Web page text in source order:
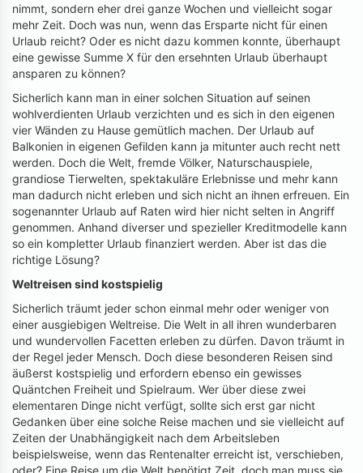
nimmt, sondern eher drei ganze Wochen und vielleicht sogar
mehr Zeit. Doch was nun, wenn das Ersparte nicht für einen
Urlaub reicht? Oder es nicht dazu kommen konnte, überhaupt
eine gewisse Summe X für den ersehnten Urlaub überhaupt
ansparen zu können?
Sicherlich kann man in einer solchen Situation auf seinen
wohlverdienten Urlaub verzichten und es sich in den eigenen
vier Wänden zu Hause gemütlich machen. Der Urlaub auf
Balkonien in eigenen Gefilden kann ja mitunter auch recht nett
werden. Doch die Welt, fremde Völker, Naturschauspiele,
grandiose Tierwelten, spektakuläre Erlebnisse und mehr kann
man dadurch nicht erleben und sich nicht an ihnen erfreuen. Ein
sogenannter Urlaub auf Raten wird hier nicht selten in Angriff
genommen. Anhand diverser und spezieller Kreditmodelle kann
so ein kompletter Urlaub finanziert werden. Aber ist das die
richtige Lösung?
Weltreisen sind kostspielig
Sicherlich träumt jeder schon einmal mehr oder weniger von
einer ausgiebigen Weltreise. Die Welt in all ihren wunderbaren
und wundervollen Facetten erleben zu dürfen. Davon träumt in
der Regel jeder Mensch. Doch diese besonderen Reisen sind
äußerst kostspielig und erfordern ebenso ein gewisses
Quäntchen Freiheit und Spielraum. Wer über diese zwei
elementaren Dinge nicht verfügt, sollte sich erst gar nicht
Gedanken über eine solche Reise machen und sie vielleicht auf
Zeiten der Unabhängigkeit nach dem Arbeitsleben
beispielsweise, wenn das Rentenalter erreicht ist, verschieben,
oder? Eine Reise um die Welt benötigt Zeit, doch man muss sie